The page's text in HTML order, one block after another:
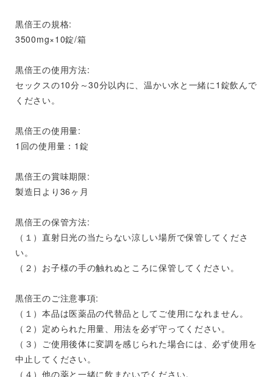
黒倍王の規格:
3500mg×10錠/箱
黒倍王の使用方法:
セックスの10分～30分以内に、温かい水と一緒に1錠飲んで
ください。
黒倍王の使用量:
1回の使用量：1錠
黒倍王の賞味期限:
製造日より36ヶ月
黒倍王の保管方法:
（１）直射日光の当たらない涼しい場所で保管してくださ
い。
（２）お子様の手の触れぬところに保管してください。
黒倍王のご注意事項:
（１）本品は医薬品の代替品としてご使用になれません。
（２）定められた用量、用法を必ず守ってください。
（３）ご使用後体に変調を感じられた場合には、必ず使用を
中止してください。
（４）他の薬と一緒に飲まないでください。